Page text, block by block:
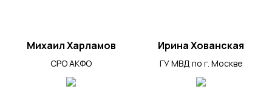
Михаил Харламов
СРО АКФО
Ирина Хованская
ГУ МВД по г. Москве